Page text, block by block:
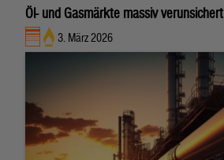
Öl- und Gasmärkte massiv verunsichert
3. März 2026